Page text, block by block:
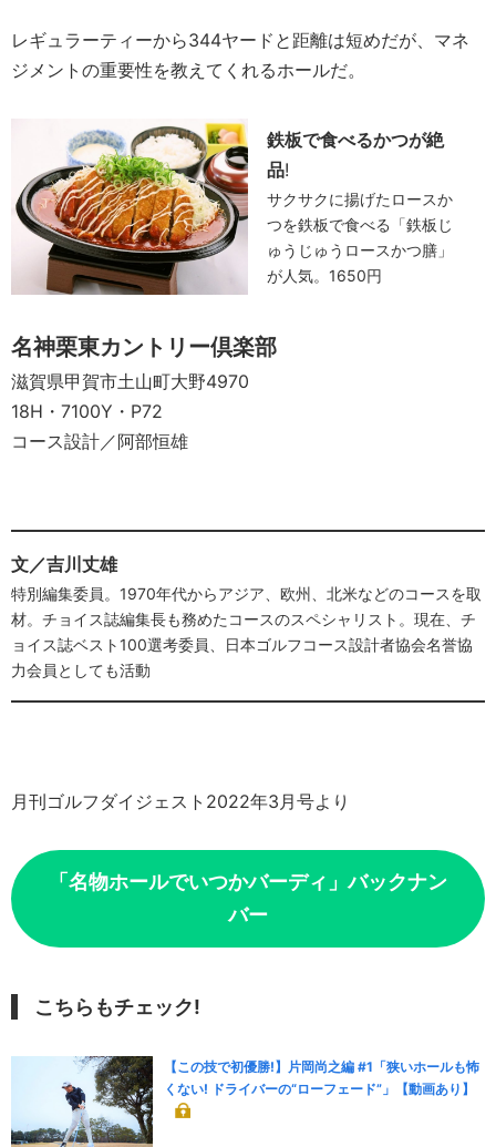
レギュラーティーから344ヤードと距離は短めだが、マネ
ジメントの重要性を教えてくれるホールだ。
鉄板で食べるかつが絶
品!
サクサクに揚げたロースか
つを鉄板で食べる「鉄板じ
ゅうじゅうロースかつ膳」
が人気。1650円
名神栗東カントリー倶楽部
滋賀県甲賀市土山町大野4970
18H・7100Y・P72
コース設計／阿部恒雄
文／吉川丈雄
特別編集委員。1970年代からアジア、欧州、北米などのコースを取
材。チョイス誌編集長も務めたコースのスペシャリスト。現在、チ
ョイス誌ベスト100選考委員、日本ゴルフコース設計者協会名誉協
力会員としても活動
月刊ゴルフダイジェスト2022年3月号より
「名物ホールでいつかバーディ」バックナン
バー
こちらもチェック!
【この技で初優勝!】片岡尚之編 #1「狭いホールも怖
くない! ドライバーの“ローフェード”」【動画あり】